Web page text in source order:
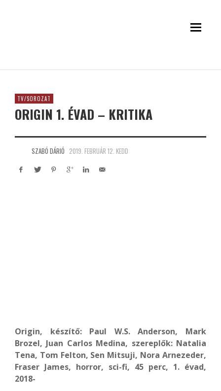
TV/SOROZAT
ORIGIN 1. ÉVAD – KRITIKA
SZABÓ DÁRIÓ 2019. FEBRUÁR 12. KEDD
Origin, készítő: Paul W.S. Anderson, Mark
Brozel, Juan Carlos Medina, szereplők: Natalia
Tena, Tom Felton, Sen Mitsuji, Nora Arnezeder,
Fraser James, horror, sci-fi, 45 perc, 1. évad,
2018-